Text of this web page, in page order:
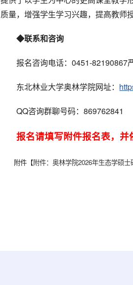
质量，增强学生学习兴趣，提高教师
◆联系和咨询
报名咨询电话：0451-82190867
东北林业大学奥林学院网址：
QQ咨询群聊号码：869762841
报名请填写附件报名表，并
附件【附件：奥林学院2026年生态学硕